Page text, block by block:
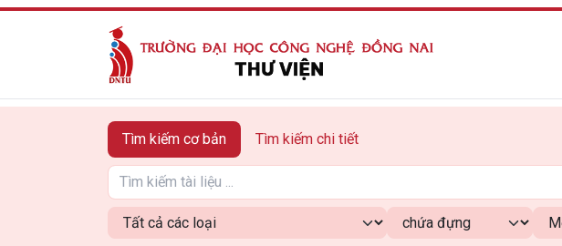
Tìm kiếm cơ bản Tìm kiếm chi tiết